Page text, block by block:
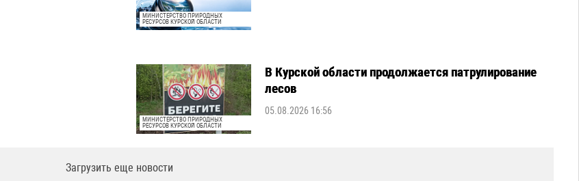
МИНИСТЕРСТВО ПРИРОДНЫХ
РЕСУРСОВ КУРСКОЙ ОБЛАСТИ
МИНИСТЕРСТВО ПРИРОДНЫХ
РЕСУРСОВ КУРСКОЙ ОБЛАСТИ
В Курской области продолжается патрулирование
лесов
05.08.2026 16:56
Загрузить еще новости